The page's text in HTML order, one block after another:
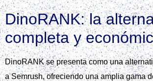
DinoRANK: la
completa y
DinoRANK se presenta como una
a Semrush, ofreciendo una amplia gama